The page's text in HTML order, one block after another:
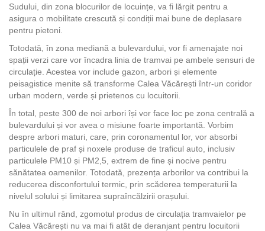
Sudului, din zona blocurilor de locuințe, va fi lărgit pentru a
asigura o mobilitate crescută și condiții mai bune de deplasare
pentru pietoni.
Totodată, în zona mediană a bulevardului, vor fi amenajate noi
spații verzi care vor încadra linia de tramvai pe ambele sensuri de
circulație. Acestea vor include gazon, arbori și elemente
peisagistice menite să transforme Calea Văcărești într-un coridor
urban modern, verde și prietenos cu locuitorii.
În total, peste 300 de noi arbori își vor face loc pe zona centrală a
bulevardului și vor avea o misiune foarte importantă. Vorbim
despre arbori maturi, care, prin coronamentul lor, vor absorbi
particulele de praf și noxele produse de traficul auto, inclusiv
particulele PM10 și PM2,5, extrem de fine și nocive pentru
sănătatea oamenilor. Totodată, prezența arborilor va contribui la
reducerea disconfortului termic, prin scăderea temperaturii la
nivelul solului și limitarea supraîncălzirii orașului.
Nu în ultimul rând, zgomotul produs de circulația tramvaielor pe
Calea Văcărești nu va mai fi atât de deranjant pentru locuitorii